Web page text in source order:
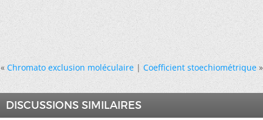
« Chromato exclusion moléculaire|Coefficient stoechiométrique »
DISCUSSIONS SIMILAIRES